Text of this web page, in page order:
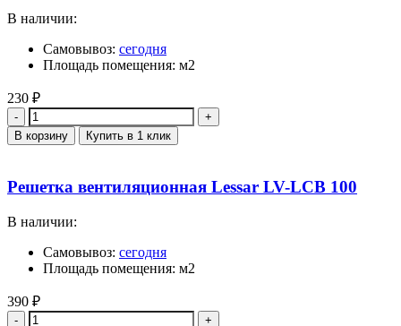
В наличии:
Самовывоз: сегодня
Площадь помещения: м2
230 ₽
Количество
В корзину Купить в 1 клик
Решетка вентиляционная Lessar LV-LCB 100
В наличии:
Самовывоз: сегодня
Площадь помещения: м2
390 ₽
Количество